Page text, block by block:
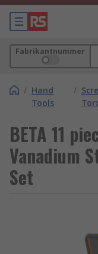
Fabrikantnummer
/ Hand
Tools
/
BETA 11
Vanadium
Set